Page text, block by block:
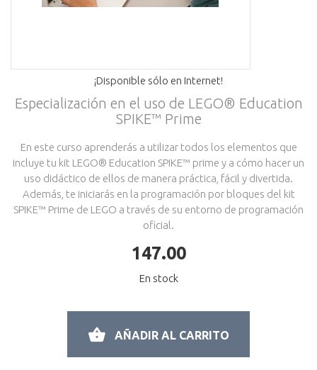
¡Disponible sólo en Internet!
Especialización en el uso de LEGO® Education
SPIKE™ Prime
En este curso aprenderás a utilizar todos los elementos que
incluye tu kit LEGO® Education SPIKE™ prime y a cómo hacer un
uso didáctico de ellos de manera práctica, fácil y divertida.
Además, te iniciarás en la programación por bloques del kit
SPIKE™ Prime de LEGO a través de su entorno de programación
oficial.
147.00
En stock
AÑADIR AL CARRITO